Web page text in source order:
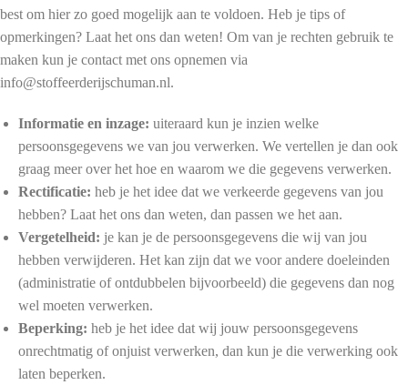
best om hier zo goed mogelijk aan te voldoen. Heb je tips of
opmerkingen? Laat het ons dan weten! Om van je rechten gebruik te
maken kun je contact met ons opnemen via
info@stoffeerderijschuman.nl.
Informatie en inzage: uiteraard kun je inzien welke
persoonsgegevens we van jou verwerken. We vertellen je dan ook
graag meer over het hoe en waarom we die gegevens verwerken.
Rectificatie: heb je het idee dat we verkeerde gegevens van jou
hebben? Laat het ons dan weten, dan passen we het aan.
Vergetelheid: je kan je de persoonsgegevens die wij van jou
hebben verwijderen. Het kan zijn dat we voor andere doeleinden
(administratie of ontdubbelen bijvoorbeeld) die gegevens dan nog
wel moeten verwerken.
Beperking: heb je het idee dat wij jouw persoonsgegevens
onrechtmatig of onjuist verwerken, dan kun je die verwerking ook
laten beperken.